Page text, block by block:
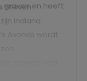
graven en heeft
Steven
Indiana